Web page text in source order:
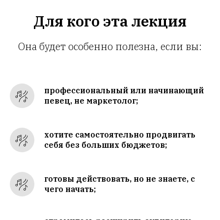
Для кого эта лекция
Она будет особенно полезна, если вы:
профессиональный или начинающий
певец, не маркетолог;
хотите самостоятельно продвигать
себя без больших бюджетов;
готовы действовать, но не знаете, с
чего начать;